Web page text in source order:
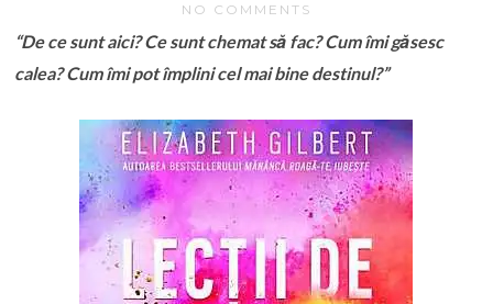
NO COMMENTS
“De ce sunt aici? Ce sunt chemat să fac? Cum îmi găsesc
calea? Cum îmi pot împlini cel mai bine destinul?”